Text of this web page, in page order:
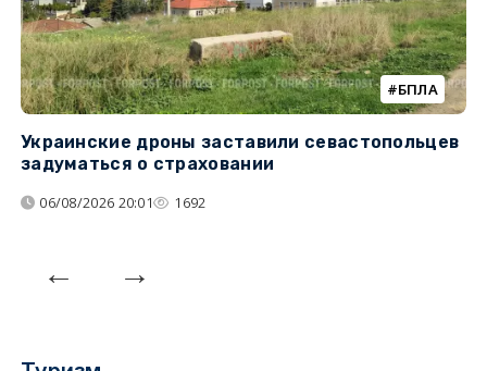
БПЛА
Украинские дроны заставили севастопольцев
задуматься о страховании
06/08/2026 20:01 1692